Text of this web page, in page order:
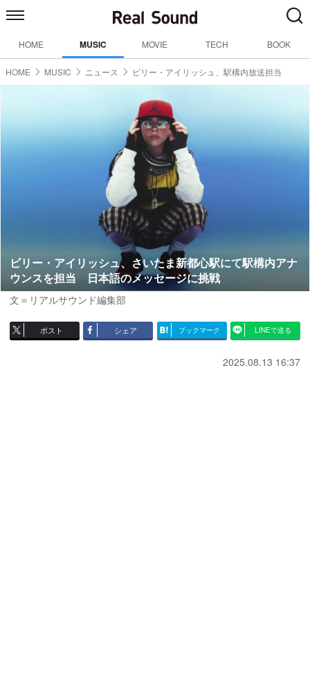
HOME MUSIC MOVIE TECH BOOK
HOME MUSIC ニュース ビリー・アイリッシュ、駅構内放送担当
ビリー・アイリッシュ、さいたま新都心駅にて駅構内アナ
ウンスを担当 日本語のメッセージに挑戦
文＝リアルサウンド編集部
ポスト シェア ブックマーク LINEで送る
2025.08.13 16:37